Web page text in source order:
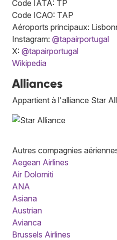
Code IATA: TP
Code ICAO: TAP
Aéroports principaux:
Instagram: @tapairportugal
X: @tapairportugal
Wikipedia
Alliances
Appartient à l'alliance Star
Autres compagnies
Aegean Airlines
Air Dolomiti
ANA
Asiana
Austrian
Avianca
Brussels Airlines